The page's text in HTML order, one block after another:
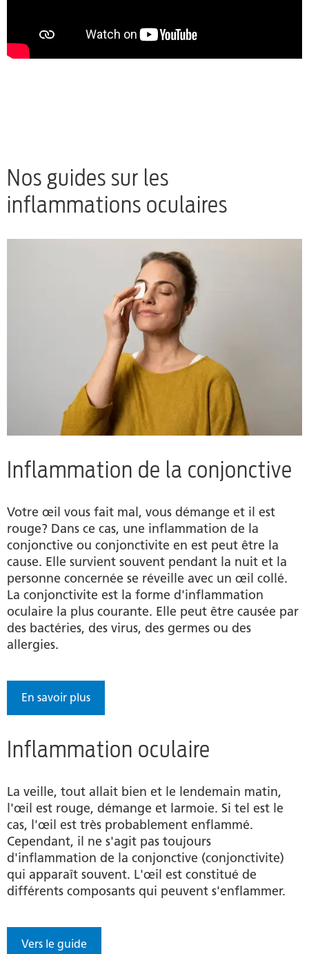
Nos guides sur les
inflammations oculaires
Inflammation de la conjonctive
Votre œil vous fait mal, vous démange et il est
rouge? Dans ce cas, une inflammation de la
conjonctive ou conjonctivite en est peut être la
cause. Elle survient souvent pendant la nuit et la
personne concernée se réveille avec un œil collé.
La conjonctivite est la forme d'inflammation
oculaire la plus courante. Elle peut être causée par
des bactéries, des virus, des germes ou des
allergies.
En savoir plus
Inflammation oculaire
La veille, tout allait bien et le lendemain matin,
l'œil est rouge, démange et larmoie. Si tel est le
cas, l'œil est très probablement enflammé.
Cependant, il ne s'agit pas toujours
d'inflammation de la conjonctive (conjonctivite)
qui apparaît souvent. L'œil est constitué de
différents composants qui peuvent s'enflammer.
Vers le guide